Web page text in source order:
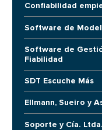
Confiabilidad
Software de
Software de
Fiabilidad
SDT Escuche Más
Ellmann, Sueiro y
Soporte y Cía. Ltda.